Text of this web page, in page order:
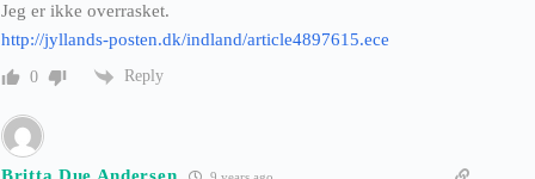
Jeg er ikke overrasket.
http://jyllands-posten.dk/indland/article4897615.ece
0 Reply